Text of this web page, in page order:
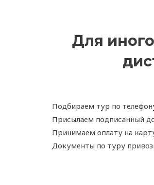
Для
Подбираем тур по
Присылаем подписанный
Принимаем оплату на
Документы по туру